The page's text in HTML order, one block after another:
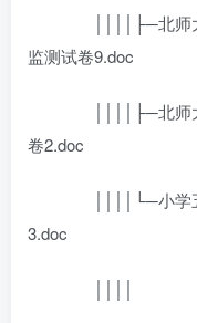
││││├─北师大
监测试卷9.doc
││││├─北师大
卷2.doc
││││└─小学五
3.doc